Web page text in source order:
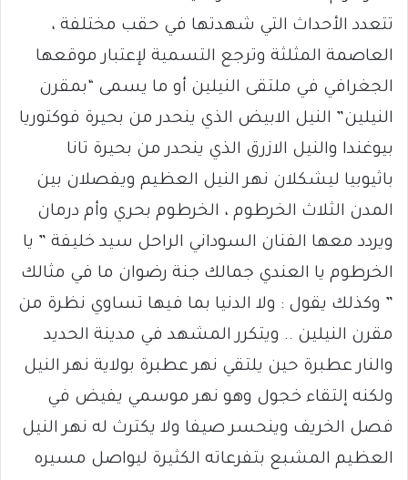
تتعدد الأحداث التي شهدتها في حقب مختلفة ،
العاصمة المثلثة وترجع التسمية لإعتبار موقعها
الجغرافي في ملتقى النيلين أو ما يسمى “بمقرن
النيلين” النيل الابيض الذي ينحدر من بحيرة فوكتوريا
بيوغندا والنيل الازرق الذي ينحدر من بحيرة تانا
باثيوبيا ليشكلان نهر النيل العظيم ويفصلان بين
المدن الثلاث الخرطوم ، الخرطوم بحري وأم درمان
ويردد معها الفنان السوداني الراحل سيد خليفة ” يا
الخرطوم يا العندي جمالك جنة رضوان ما في مثالك
” وكذلك يقول : ولا الدنيا بما فيها تساوي نظرة من
مقرن النيلين .. ويتكرر المشهد في مدينة الحديد
والنار عطبرة حين يلتقي نهر عطبرة بولاية نهر النيل
ولكنه إلتقاء خجول وهو نهر موسمي يفيض في
فصل الخريف وينحسر صيفا ولا يكترث له نهر النيل
العظيم المشبع بتفرعاته الكثيرة ليواصل مسيره